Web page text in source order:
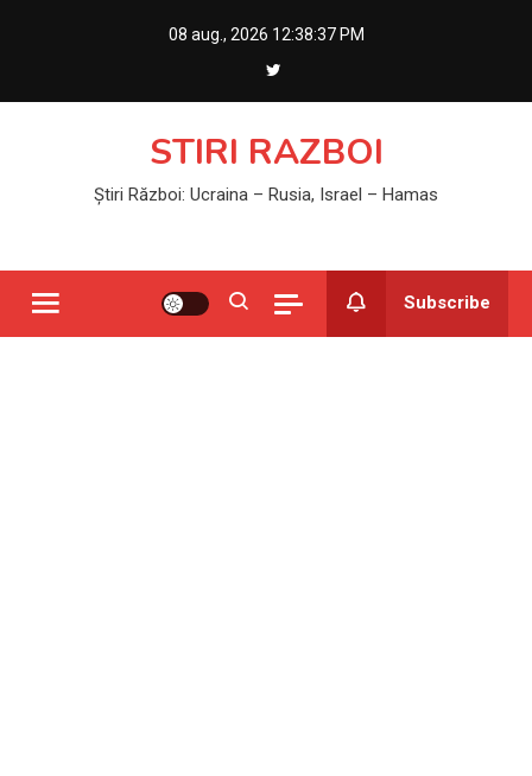
08 aug., 2026 12:38:37 PM
STIRI RAZBOI
Știri Război: Ucraina – Rusia, Israel – Hamas
Subscribe